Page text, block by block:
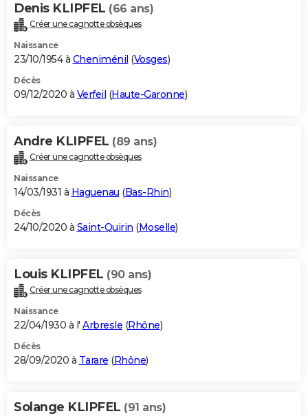
Denis KLIPFEL (66 ans)
Créer une cagnotte obsèques
Naissance
23/10/1954 à Cheniménil (Vosges)
Décès
09/12/2020 à Verfeil (Haute-Garonne)
Andre KLIPFEL (89 ans)
Créer une cagnotte obsèques
Naissance
14/03/1931 à Haguenau (Bas-Rhin)
Décès
24/10/2020 à Saint-Quirin (Moselle)
Louis KLIPFEL (90 ans)
Créer une cagnotte obsèques
Naissance
22/04/1930 à l' Arbresle (Rhône)
Décès
28/09/2020 à Tarare (Rhône)
Solange KLIPFEL (91 ans)